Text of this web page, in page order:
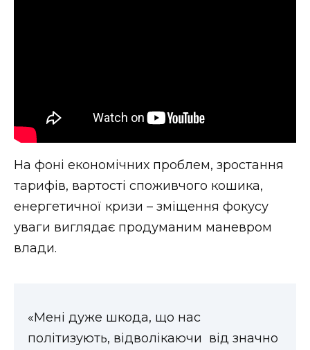
На фоні економічних проблем, зростання
тарифів, вартості споживчого кошика,
енергетичної кризи – зміщення фокусу
уваги виглядає продуманим маневром
влади.
«Мені дуже шкода, що нас
політизують, відволікаючи від значно